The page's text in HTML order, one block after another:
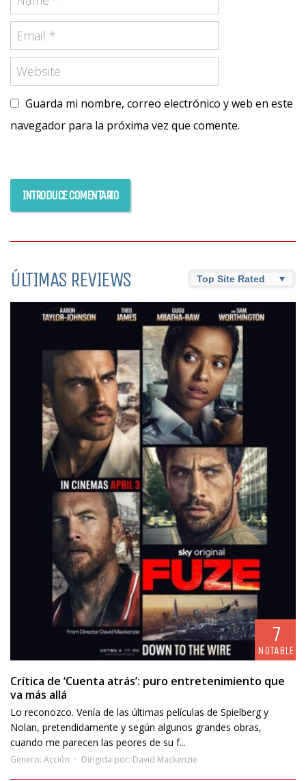
Guarda mi nombre, correo electrónico y web en este
navegador para la próxima vez que comente.
ÚLTIMAS REVIEWS
7
NOTABLE
Crítica de ‘Cuenta atrás’: puro entretenimiento que
va más allá
Lo reconozco. Venía de las últimas películas de Spielberg y
Nolan, pretendidamente y según algunos grandes obras,
cuando me parecen las peores de su f...
Género: Acción Dirigida por: David Mackenzie